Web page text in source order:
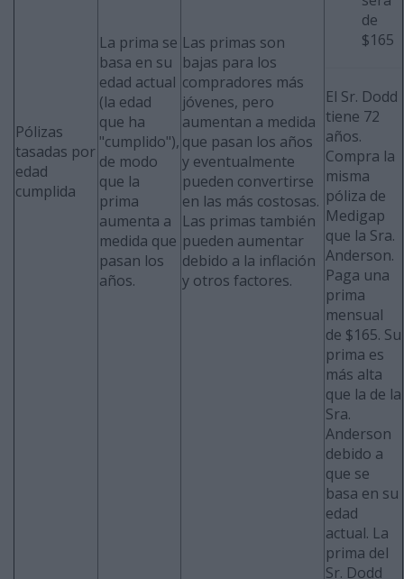
Pólizas
tasadas por
edad
cumplida
La prima se
basa en su
edad actual
(la edad
que ha
"cumplido"),
de modo
que la
prima
aumenta a
medida que
pasan los
años.
Las primas son
bajas para los
compradores más
jóvenes, pero
aumentan a medida
que pasan los años
y eventualmente
pueden convertirse
en las más costosas.
Las primas también
pueden aumentar
debido a la inflación
y otros factores.
de
$165
El Sr. Dodd
tiene 72
años.
Compra la
misma
póliza de
Medigap
que la Sra.
Anderson.
Paga una
prima
mensual
de $165. Su
prima es
más alta
que la de la
Sra.
Anderson
debido a
que se
basa en su
edad
actual. La
prima del
Sr. Dodd